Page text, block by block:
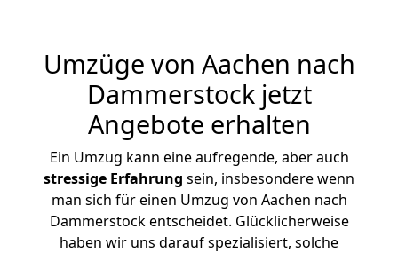
Umzüge von Aachen nach
Dammerstock jetzt
Angebote erhalten
Ein Umzug kann eine aufregende, aber auch
stressige Erfahrung sein, insbesondere wenn
man sich für einen Umzug von Aachen nach
Dammerstock entscheidet. Glücklicherweise
haben wir uns darauf spezialisiert, solche